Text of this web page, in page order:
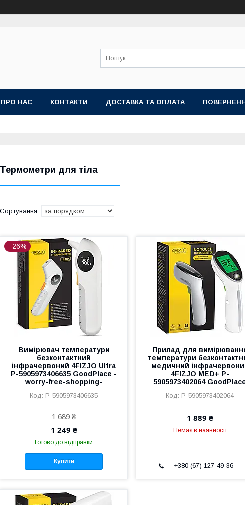
ПРО НАС КОНТАКТИ ДОСТАВКА ТА ОПЛАТА
Термометри для тіла
–26%
Вимірювач температури
безконтактний
інфрачервоний 4FIZJO Ultra
P-5905973406635 GoodPlace -
worry-free-shopping-
P-5905973406635
1 689 ₴
1 249 ₴
Готово до відправки
Купити
Прилад для
температури
медичний
4FIZJO MED+ P-
5905973402064 GoodPlace
P-5905973402064
1 889 ₴
Немає в наявності
+380 (67) 127-49-36